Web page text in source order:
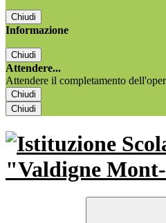
Chiudi
Informazione
Chiudi
Attendere...
Attendere il completamento
Chiudi
Chiudi